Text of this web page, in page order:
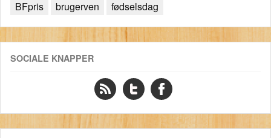
BFpris brugerven fødselsdag
SOCIALE KNAPPER